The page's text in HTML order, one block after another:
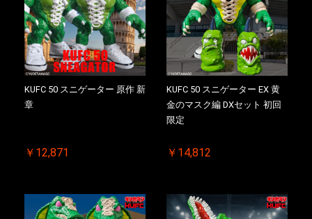
KUFC 50 スニゲーター 原作 新
章
￥12,871
KUFC 50 スニゲーター EX 黄
金のマスク編 DXセット 初回
限定
￥14,812